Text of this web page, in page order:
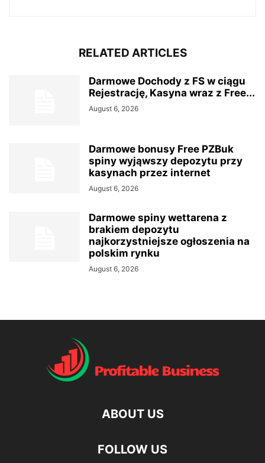
RELATED ARTICLES
Darmowe Dochody z FS w ciągu
Rejestrację, Kasyna wraz z Free...
August 6, 2026
Darmowe bonusy Free PZBuk
spiny wyjąwszy depozytu przy
kasynach przez internet
August 6, 2026
Darmowe spiny wettarena z
brakiem depozytu
najkorzystniejsze ogłoszenia na
polskim rynku
August 6, 2026
ABOUT US
FOLLOW US